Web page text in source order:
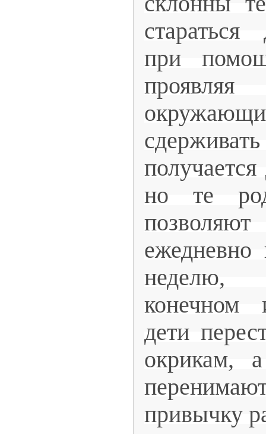
стараться
при
но те
неделю,
конечном
дети
окрикам,
привычку